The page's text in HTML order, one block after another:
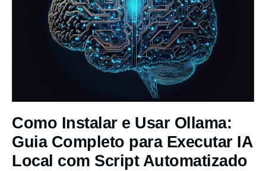
Como Instalar e Usar Ollama:
Guia Completo para Executar IA
Local com Script Automatizado